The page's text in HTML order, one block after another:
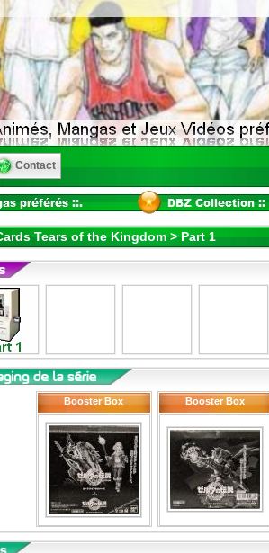
Contact
Tears of the Kingdom > Part 1
Booster Box Booster Box